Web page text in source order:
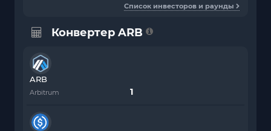
Список инвесторов и раунды
Конвертер ARB
ARB
Arbitrum